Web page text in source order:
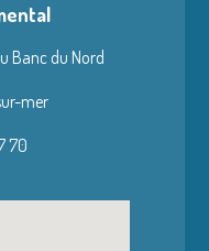
Banc du Nord
mer
70